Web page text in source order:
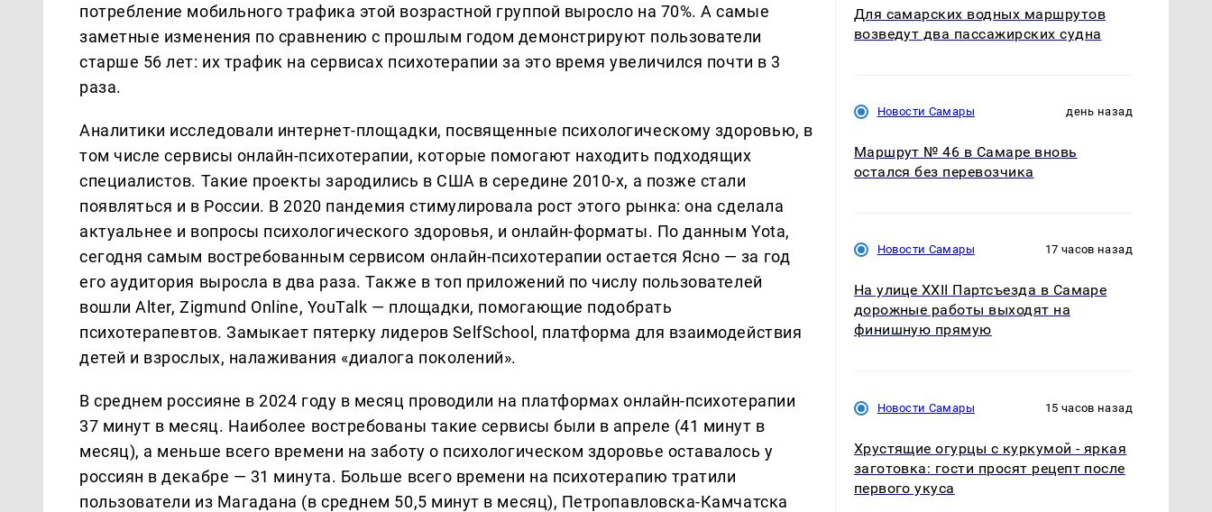
потребление мобильного трафика этой возрастной группой выросло на 70%. А самые
заметные изменения по сравнению с прошлым годом демонстрируют пользователи
старше 56 лет: их трафик на сервисах психотерапии за это время увеличился почти в 3
раза.
Аналитики исследовали интернет-площадки, посвященные психологическому здоровью, в
том числе сервисы онлайн-психотерапии, которые помогают находить подходящих
специалистов. Такие проекты зародились в США в середине 2010-х, а позже стали
появляться и в России. В 2020 пандемия стимулировала рост этого рынка: она сделала
актуальнее и вопросы психологического здоровья, и онлайн-форматы. По данным Yota,
сегодня самым востребованным сервисом онлайн-психотерапии остается Ясно — за год
его аудитория выросла в два раза. Также в топ приложений по числу пользователей
вошли Alter, Zigmund Online, YouTalk — площадки, помогающие подобрать
психотерапевтов. Замыкает пятерку лидеров SelfSchool, платформа для взаимодействия
детей и взрослых, налаживания «диалога поколений».
В среднем россияне в 2024 году в месяц проводили на платформах онлайн-психотерапии
37 минут в месяц. Наиболее востребованы такие сервисы были в апреле (41 минут в
месяц), а меньше всего времени на заботу о психологическом здоровье оставалось у
россиян в декабре — 31 минута. Больше всего времени на психотерапию тратили
пользователи из Магадана (в среднем 50,5 минут в месяц), Петропавловска-Камчатска
Для самарских водных маршрутов
возведут два пассажирских судна
Новости Самары день назад
Маршрут № 46 в Самаре вновь
остался без перевозчика
Новости Самары 17 часов назад
На улице XXII Партсъезда в Самаре
дорожные работы выходят на
финишную прямую
Новости Самары 15 часов назад
Хрустящие огурцы с куркумой - яркая
заготовка: гости просят рецепт после
первого укуса